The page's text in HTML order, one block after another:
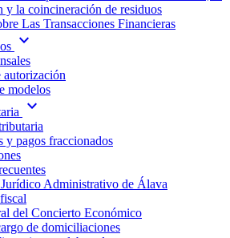
y la coincineración de residuos
Las Transacciones Financieras
expand_more
autorización
modelos
expand_more
y pagos fraccionados
Administrativo de Álava
del Concierto Económico
de domiciliaciones